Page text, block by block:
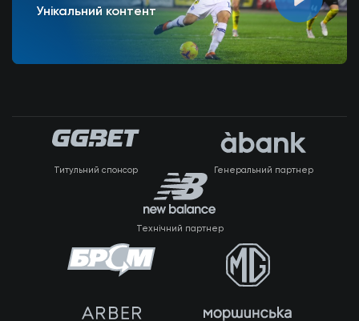
Унікальний контент
Титульний спонсор Генеральний партнер
Технічний партнер